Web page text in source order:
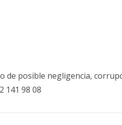
de posible negligencia,
141 98 08